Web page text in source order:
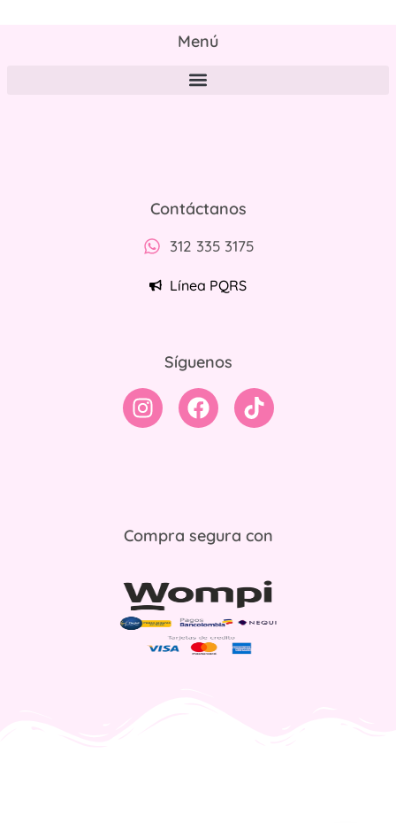
Menú
Contáctanos
312 335 3175
Línea PQRS
Síguenos
Compra segura con